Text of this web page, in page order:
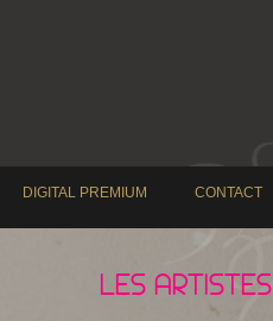
DIGITAL PREMIUM CONTACT
LES ARTISTES